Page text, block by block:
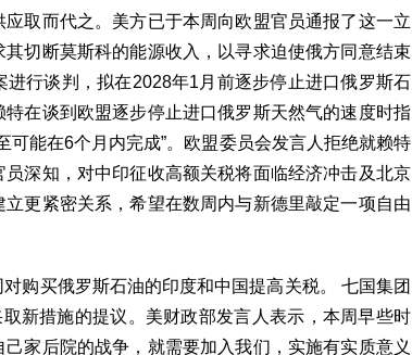
取而代之。美方已于本周向欧盟官员通报了这一立
切断莫斯科的能源收入，以寻求迫使俄方同意结束
行谈判，拟在2028年1月前逐步停止进口俄罗斯石
在谈到欧盟逐步停止进口俄罗斯天然气的速度时指
可能在6个月内完成”。欧盟委员会发言人拒绝就赖特
深知，对中印征收高额关税将面临经济冲击及北京
更紧密关系，希望在数周内与新德里敲定一项自由
购买俄罗斯石油的印度和中国提高关税。 七国集团
新措施的提议。美财政部发言人表示，本周早些时
家后院的战争，就需要加入我们，实施有实质意义